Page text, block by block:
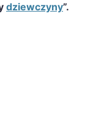
dziewczyny”.